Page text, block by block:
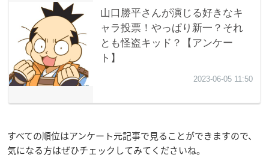
すべての順位はアンケート元記事で見ることができますので、
気になる方はぜひチェックしてみてくださいね。